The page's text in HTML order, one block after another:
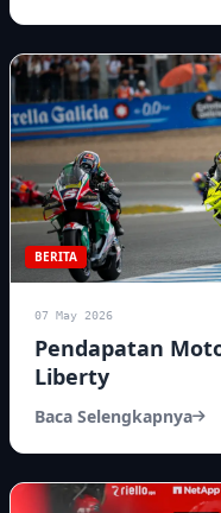
BERITA
07 May 2026
Pendapatan
Liberty
Baca Selengkapnya